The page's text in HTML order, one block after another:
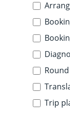
Trip